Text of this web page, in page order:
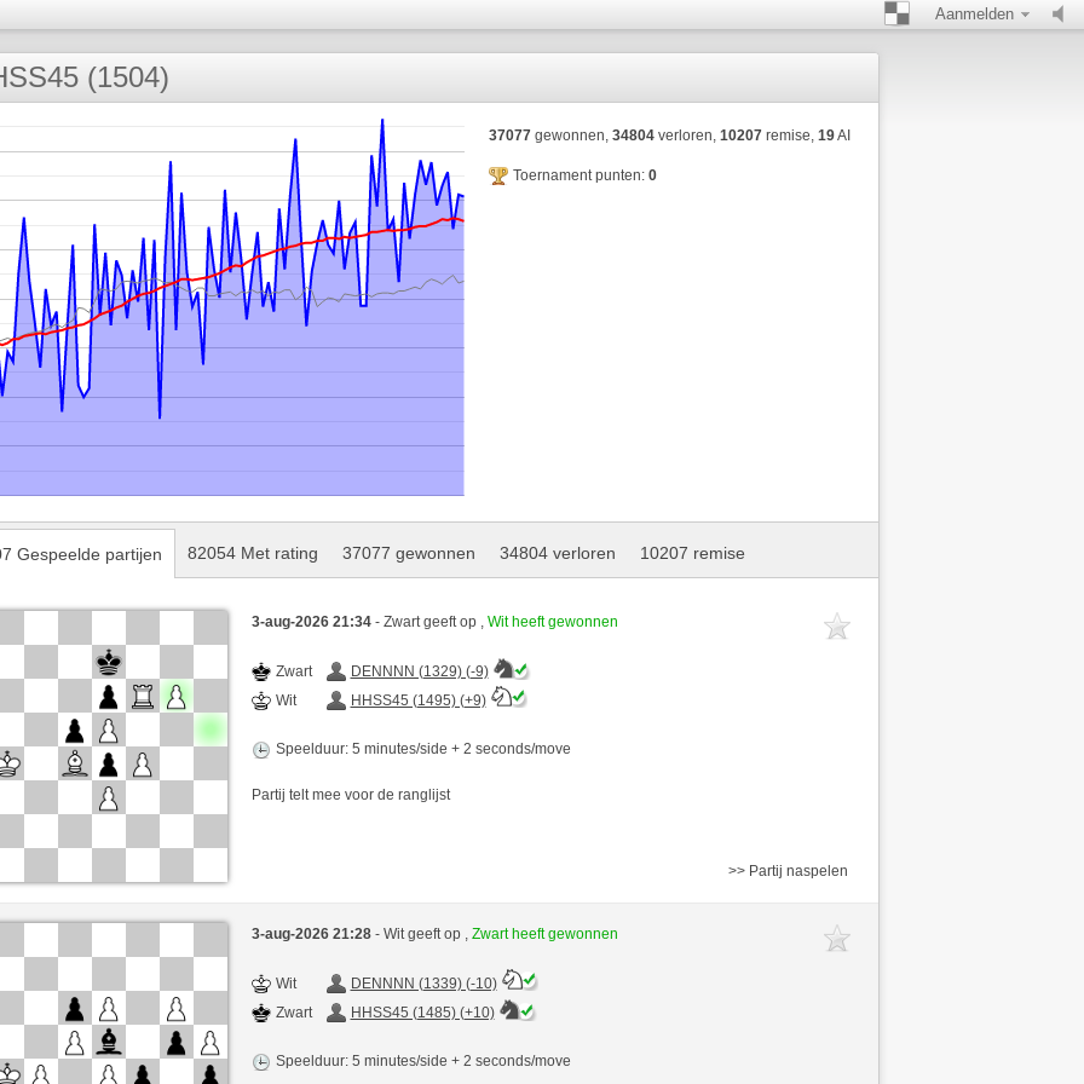
Aanmelden
(1504)
37077gewonnen, 34804verloren, 10207remise, 19AI
Toernament punten: 0
Gespeelde partijen 82054 Met rating 37077 gewonnen 34804 verloren 10207 remise
3-aug-2026 21:34 - Zwart geeft op , Wit heeft gewonnen
Zwart
DENNNN (1329) (-9)
Wit
HHSS45 (1495) (+9)
Speelduur: 5 minutes/side + 2 seconds/move
Partij telt mee voor de ranglijst
>> Partij naspelen
3-aug-2026 21:28 - Wit geeft op , Zwart heeft gewonnen
Wit
DENNNN (1339) (-10)
Zwart
HHSS45 (1485) (+10)
Speelduur: 5 minutes/side + 2 seconds/move